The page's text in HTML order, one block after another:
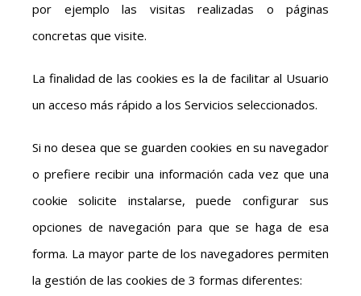
por ejemplo las visitas realizadas o páginas
concretas que visite.
La finalidad de las cookies es la de facilitar al Usuario
un acceso más rápido a los Servicios seleccionados.
Si no desea que se guarden cookies en su navegador
o prefiere recibir una información cada vez que una
cookie solicite instalarse, puede configurar sus
opciones de navegación para que se haga de esa
forma. La mayor parte de los navegadores permiten
la gestión de las cookies de 3 formas diferentes: